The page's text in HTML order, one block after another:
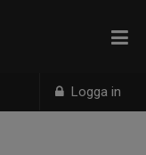
Logga in